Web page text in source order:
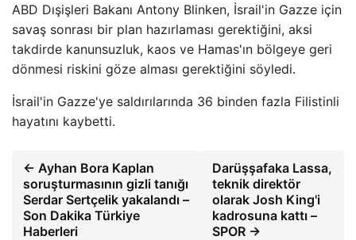
ABD Dışişleri Bakanı Antony Blinken, İsrail'in Gazze için
savaş sonrası bir plan hazırlaması gerektiğini, aksi
takdirde kanunsuzluk, kaos ve Hamas'ın bölgeye geri
dönmesi riskini göze alması gerektiğini söyledi.
İsrail'in Gazze'ye saldırılarında 36 binden fazla Filistinli
hayatını kaybetti.
← Ayhan Bora Kaplan
soruşturmasının gizli tanığı
Serdar Sertçelik yakalandı –
Son Dakika Türkiye
Haberleri
Darüşşafaka Lassa,
teknik direktör
olarak Josh King'i
kadrosuna kattı –
SPOR →